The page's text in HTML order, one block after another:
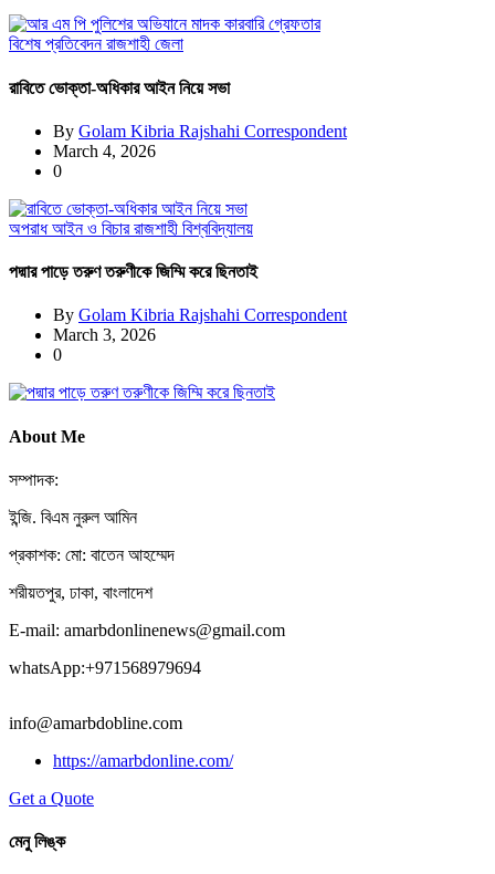
বিশেষ প্রতিবেদনরাজশাহী জেলা
রাবিতে ভোক্তা-অধিকার আইন নিয়ে সভা
By Golam Kibria Rajshahi Correspondent
March 4, 2026
0
অপরাধআইন ও বিচাররাজশাহী বিশ্ববিদ্যালয়
পদ্মার পাড়ে তরুণ তরুণীকে জিম্মি করে ছিনতাই
By Golam Kibria Rajshahi Correspondent
March 3, 2026
0
About Me
সম্পাদক:
ইন্জি. বিএম নুরুল আমিন
প্রকাশক: মো: বাতেন আহম্মেদ
শরীয়তপুর, ঢাকা, বাংলাদেশ
E-mail: amarbdonlinenews@gmail.com
whatsApp:+971568979694
info@amarbdobline.com
https://amarbdonline.com/
Get a Quote
মেনু লিঙ্ক